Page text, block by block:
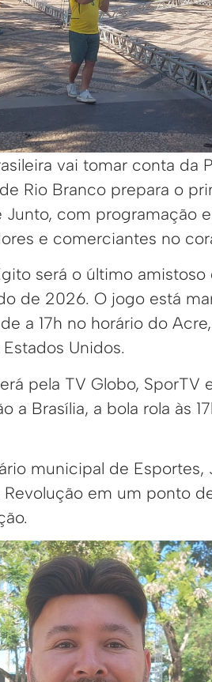
vai tomar conta da
Rio Branco prepara o
com programação
e comerciantes no
será o último amistoso
de 2026. O jogo está
a 17h no horário do
Unidos.
pela TV Globo,
a Brasília, a bola rola às
municipal de Esportes,
em um ponto